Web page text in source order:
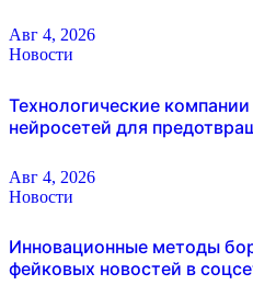
Авг 4, 2026
Новости
Технологические
нейросетей для
Авг 4, 2026
Новости
Инновационные методы
фейковых новостей в